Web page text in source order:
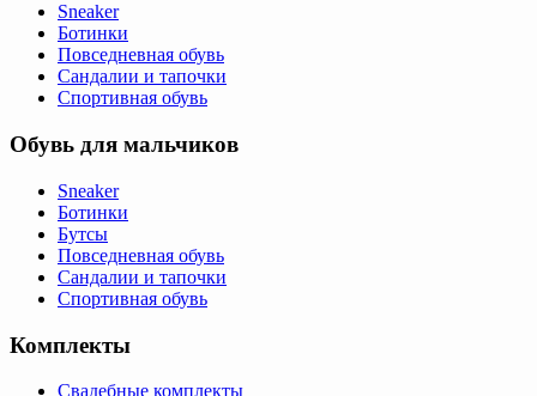
Sneaker
Ботинки
Повседневная обувь
Сандалии и тапочки
Спортивная обувь
Обувь для мальчиков
Sneaker
Ботинки
Бутсы
Повседневная обувь
Сандалии и тапочки
Спортивная обувь
Комплекты
Свадебные комплекты